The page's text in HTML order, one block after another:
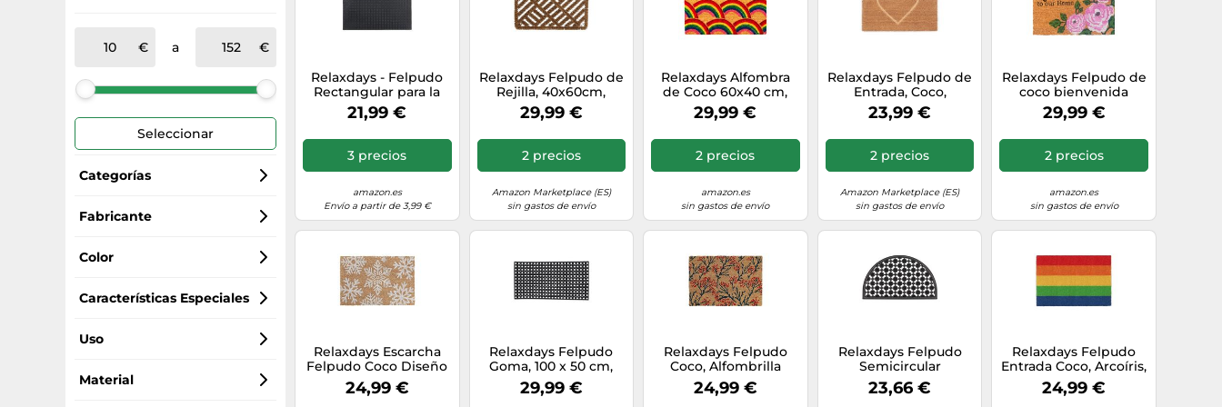
a
Seleccionar
Categorías
Felpudos
Cuidado del calzado
Alfombras de baño
Alfombras
Alfombras para escaleras
Fabricante
Relaxdays
Color
negro
multicolor
marrón
Características Especiales
antideslizante
Uso
exterior
Material
Relaxdays - Felpudo
Rectangular para la
Entrada del hogar, 60
x 40 cm, Caucho
Antideslizante, Color
Negro
21,99 €
3 precios
amazon.es
Envío a partir de 3,99 €
Relaxdays Felpudo de
Rejilla, 40x60cm,
Alfombrilla Entrada,
Coco y Metal, Interior,
Intemperie, Natural
29,99 €
2 precios
Amazon Marketplace (ES)
sin gastos de envío
Relaxdays Alfombra
de Coco 60x40 cm,
Felpudo arcoíris,
Antideslizante y
Intemperie,
Interior/Exterior
29,99 €
2 precios
amazon.es
sin gastos de envío
Relaxdays Felpudo de
Entrada, Coco,
Alfombrilla para
Puerta, Corazón en
Interior y Exterior,
Natural
23,99 €
2 precios
Amazon Marketplace (ES)
sin gastos de envío
Relaxdays Felpudo de
coco bienvenida
verde oscuro,marrón
claro,rosa
29,99 €
2 precios
amazon.es
sin gastos de envío
Relaxdays Escarcha
Felpudo Coco Diseño
Copitos Nieve, 60x40
cm, Tapete Interior y
24,99 €
Relaxdays Felpudo
Goma, 100 x 50 cm,
Alfombrilla Caucho
Antideslizante,
29,99 €
Relaxdays Felpudo
Coco, Alfombrilla
Puerta Entrada,
Diseño Ramas,
24,99 €
Relaxdays Felpudo
Semicircular
Decorativo para
Entrada, 0.5 X 75 X 45
23,66 €
Relaxdays Felpudo
Entrada Coco, Arcoíris,
60x40 cm, Alfombrilla
Puerta Antideslizante,
24,99 €